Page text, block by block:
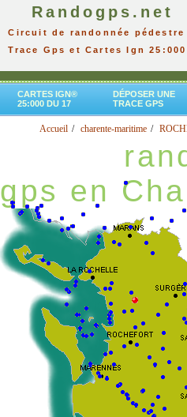
Randogps.net
Circuit de randonnée pédestre
Trace Gps et Cartes Ign 25:000
CARTES IGN®
25:000 DU 17
DÉPOSER UNE
TRACE GPS
Accueil charente-maritime
gps en